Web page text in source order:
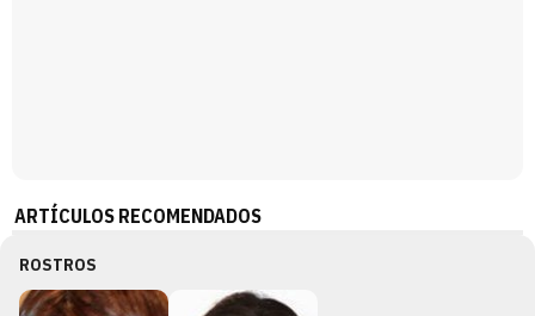
ARTÍCULOS RECOMENDADOS
ROSTROS